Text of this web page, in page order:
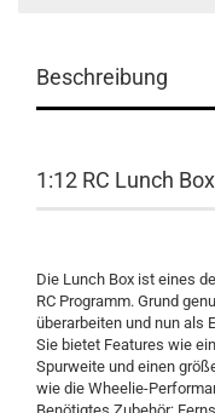
Beschreibung
1:12 RC Lunch
Die Lunch Box ist eines
RC Programm. Grund
überarbeiten und nun als
Sie bietet Features wie
Spurweite und einen
wie die Wheelie-